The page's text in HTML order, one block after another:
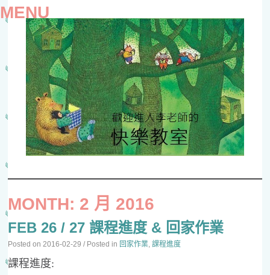
MENU
TO
CONTENT
MONTH: 2 月 2016
FEB 26 / 27 課程進度 & 回家作業
Posted on2016-02-29 / Posted in 回家作業,課程進度
課程進度: